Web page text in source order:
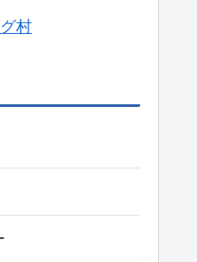
村